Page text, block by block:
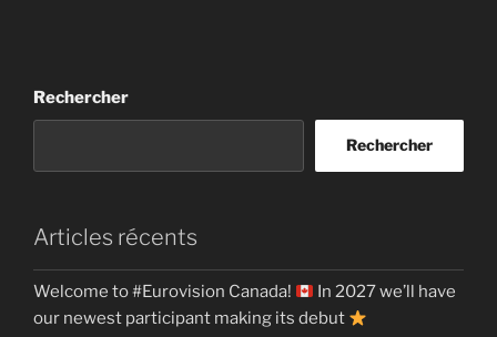
Rechercher
Rechercher
Articles récents
Welcome to #Eurovision Canada!
In 2027 we’ll have
our newest participant making its debut